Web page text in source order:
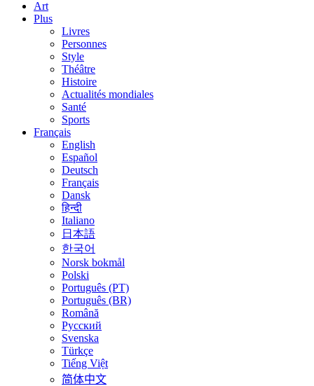
Art
Plus
Livres
Personnes
Style
Théâtre
Histoire
Actualités mondiales
Santé
Sports
Français
English
Español
Deutsch
Français
Dansk
हिन्दी
Italiano
日本語
한국어
Norsk bokmål
Polski
Português (PT)
Português (BR)
Română
Русский
Svenska
Türkçe
Tiếng Việt
简体中文